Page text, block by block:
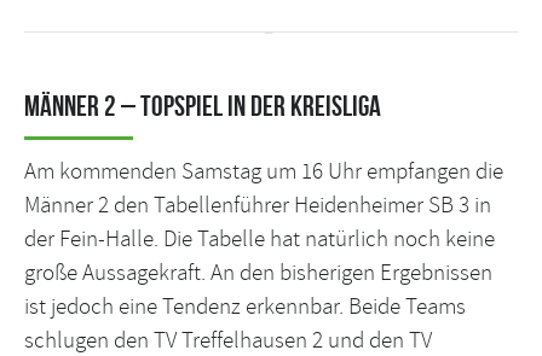
Männer 2 – Topspiel in der Kreisliga
Am kommenden Samstag um 16 Uhr empfangen die
Männer 2 den Tabellenführer Heidenheimer SB 3 in
der Fein-Halle. Die Tabelle hat natürlich noch keine
große Aussagekraft. An den bisherigen Ergebnissen
ist jedoch eine Tendenz erkennbar. Beide Teams
schlugen den TV Treffelhausen 2 und den TV